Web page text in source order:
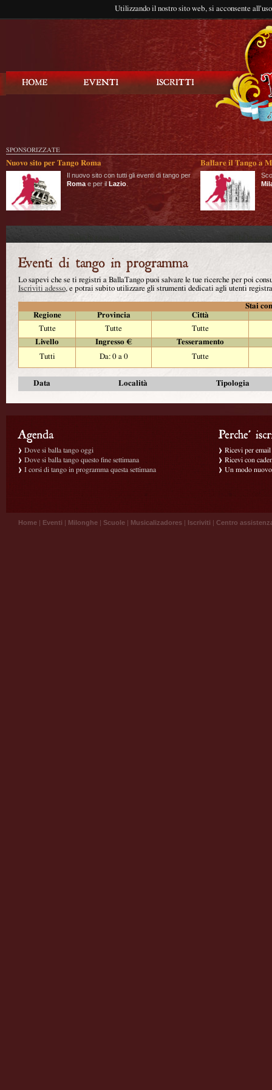
Utilizzando il nostro sito web, si acconsente
SPONSORIZZATE
Nuovo sito per Tango Roma
Il nuovo sito con tutti gli eventi di tango per
Roma e per il Lazio
Ballare il Tango a
Lo sapevi che se ti registri a BallaTango puoi salvare le tue ricerche per poi
Iscriviti adesso, e potrai subito utilizzare gli strumenti dedicati agli utenti
Stai
Regione
Provincia
Città
Tutte
Tutte
Tutte
Livello
Ingresso €
Tesseramento
Tutti
Da: 0 a 0 Tutte
Data Località Tipologia
Dove si balla tango oggi
Dove si balla tango questo fine settimana
I corsi di tango in programma questa settimana
Ricevi per
Ricevi con
Un modo
Home | Eventi | Milonghe | Scuole | Musicalizadores | Iscriviti | Centro